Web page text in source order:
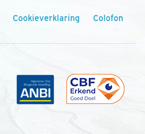
Cookieverklaring Colofon